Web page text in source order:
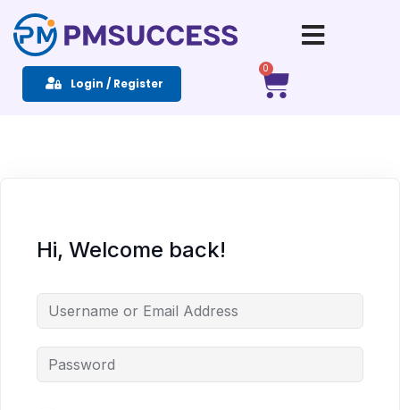
Login / Register
0
Hi, Welcome back!
Sign in Sign up
Sign in
Remember me Lost your password?